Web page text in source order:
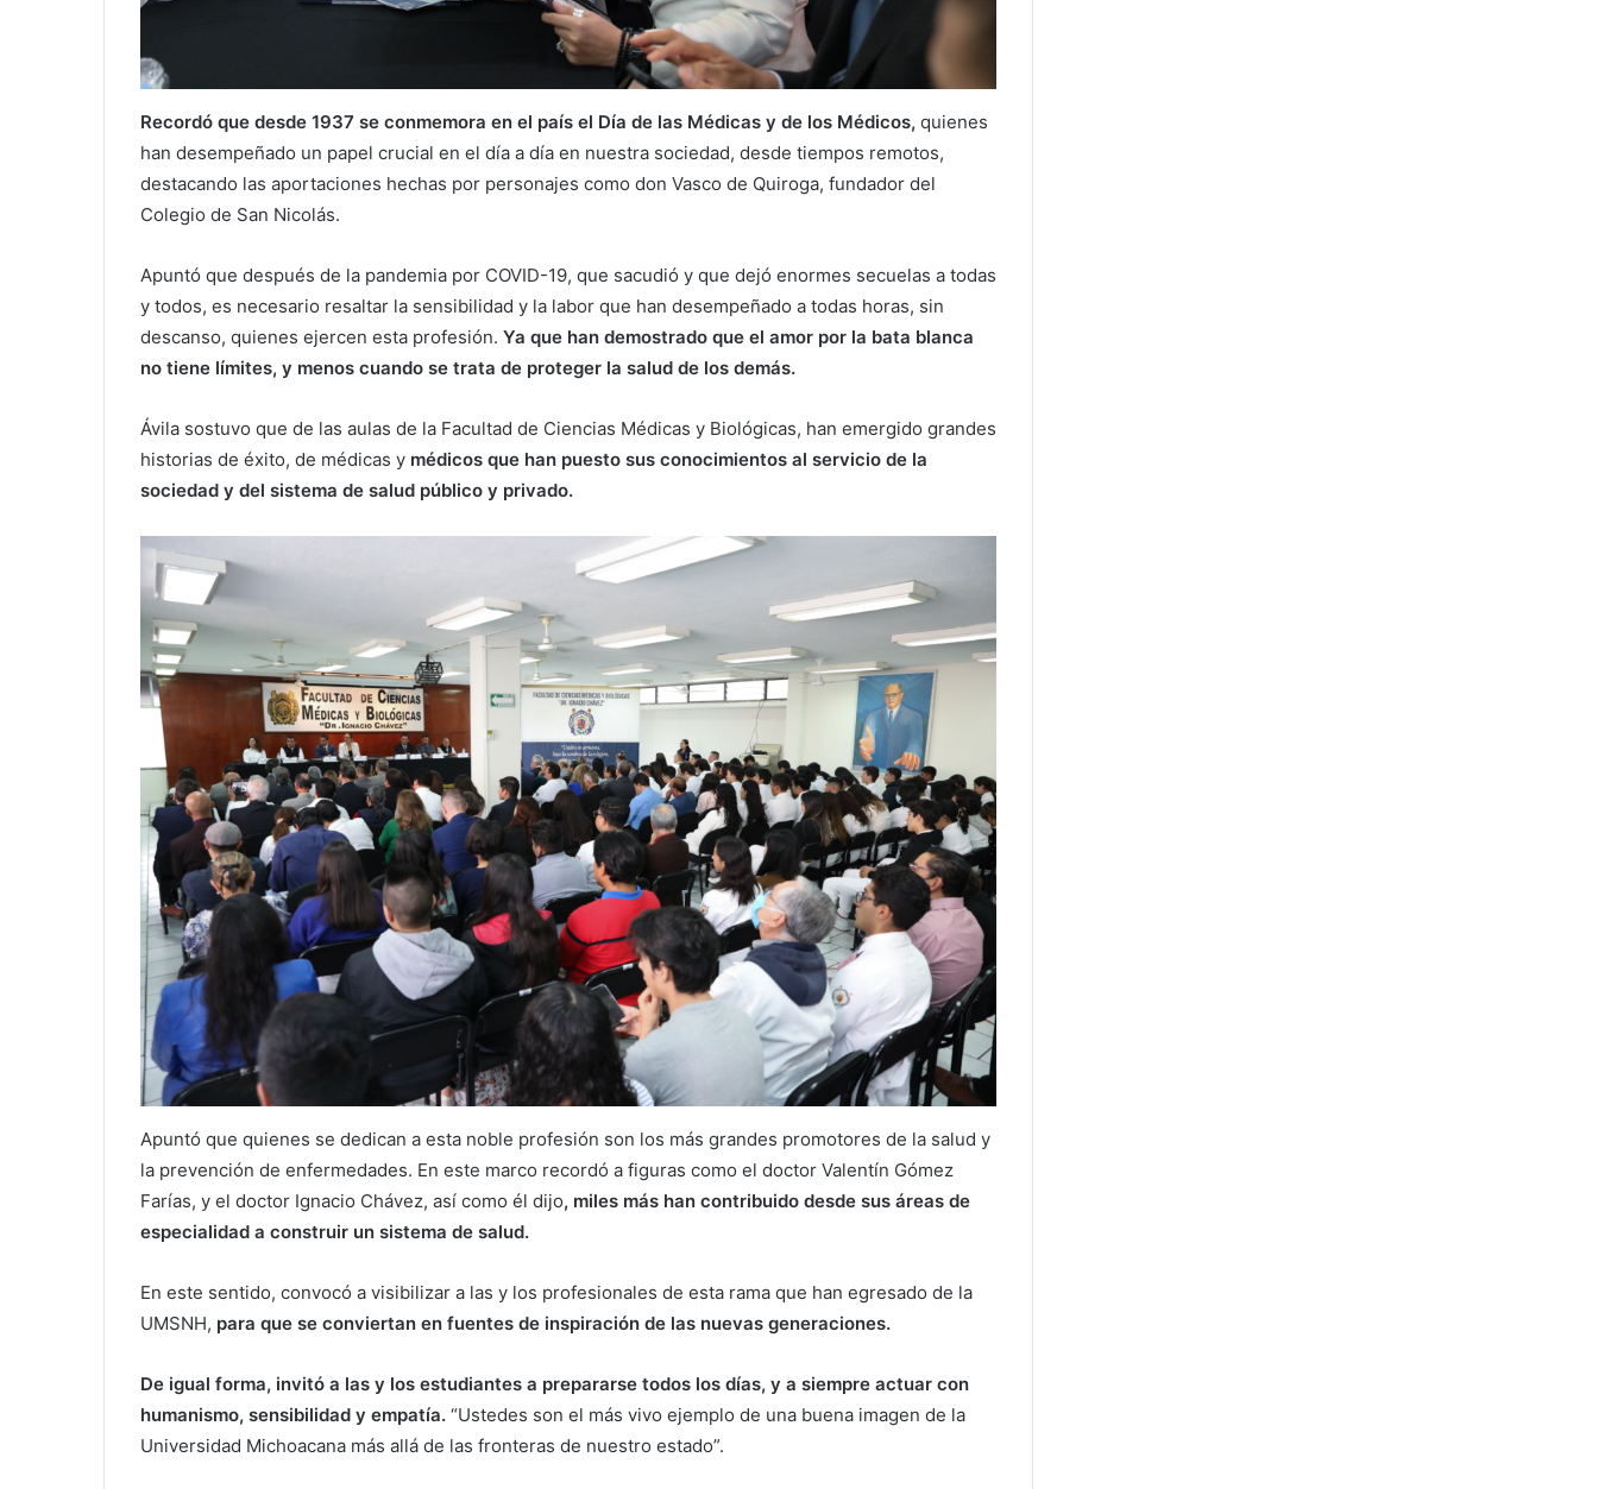
Recordó que desde 1937 se conmemora en el país el Día de las Médicas y de los Médicos, quienes
han desempeñado un papel crucial en el día a día en nuestra sociedad, desde tiempos remotos,
destacando las aportaciones hechas por personajes como don Vasco de Quiroga, fundador del
Colegio de San Nicolás.
Apuntó que después de la pandemia por COVID-19, que sacudió y que dejó enormes secuelas a todas
y todos, es necesario resaltar la sensibilidad y la labor que han desempeñado a todas horas, sin
descanso, quienes ejercen esta profesión. Ya que han demostrado que el amor por la bata blanca
no tiene límites, y menos cuando se trata de proteger la salud de los demás.
Ávila sostuvo que de las aulas de la Facultad de Ciencias Médicas y Biológicas, han emergido grandes
historias de éxito, de médicas y médicos que han puesto sus conocimientos al servicio de la
sociedad y del sistema de salud público y privado.
Apuntó que quienes se dedican a esta noble profesión son los más grandes promotores de la salud y
la prevención de enfermedades. En este marco recordó a figuras como el doctor Valentín Gómez
Farías, y el doctor Ignacio Chávez, así como él dijo, miles más han contribuido desde sus áreas de
especialidad a construir un sistema de salud.
En este sentido, convocó a visibilizar a las y los profesionales de esta rama que han egresado de la
UMSNH, para que se conviertan en fuentes de inspiración de las nuevas generaciones.
De igual forma, invitó a las y los estudiantes a prepararse todos los días, y a siempre actuar con
humanismo, sensibilidad y empatía. “Ustedes son el más vivo ejemplo de una buena imagen de la
Universidad Michoacana más allá de las fronteras de nuestro estado”.